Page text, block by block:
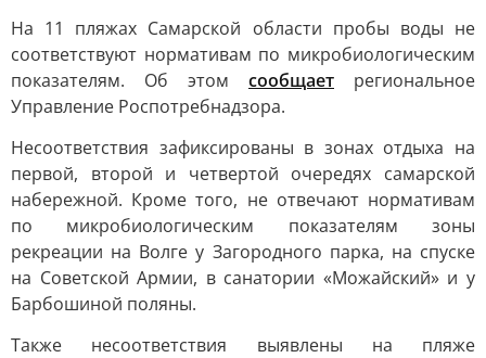
На 11 пляжах Самарской области пробы воды не
соответствуют нормативам по микробиологическим
показателям. Об этом сообщает региональное
Управление Роспотребнадзора.
Несоответствия зафиксированы в зонах отдыха на
первой, второй и четвертой очередях самарской
набережной. Кроме того, не отвечают нормативам
по микробиологическим показателям зоны
рекреации на Волге у Загородного парка, на спуске
на Советской Армии, в санатории «Можайский» и у
Барбошиной поляны.
Также несоответствия выявлены на пляже